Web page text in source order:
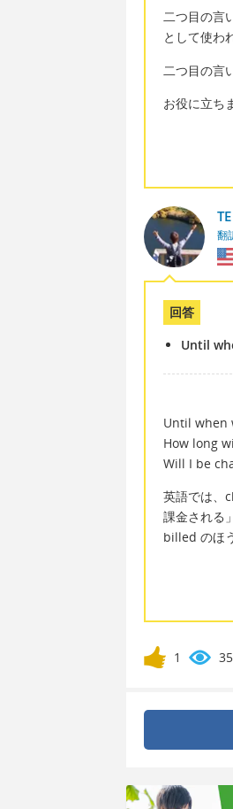
二つ目の言
として使わ
二つ目の言
お役に立ち
TE
翻
回答
Until
Until when
How long
Will I be
英語では、
課金される
billed のほ
1